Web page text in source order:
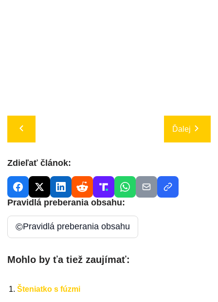
Ďalej
Zdieľať článok:
Pravidlá preberania obsahu:
©Pravidlá preberania obsahu
Mohlo by ťa tiež zaujímať:
Šteniatko s fúzmi